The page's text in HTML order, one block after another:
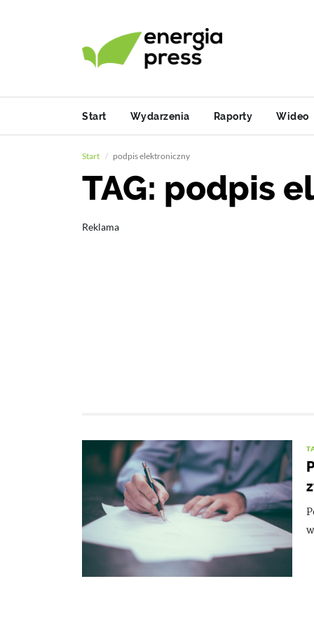
Start Wydarzenia Raporty Wideo
Start podpis elektroniczny
TAG: podpis
Reklama